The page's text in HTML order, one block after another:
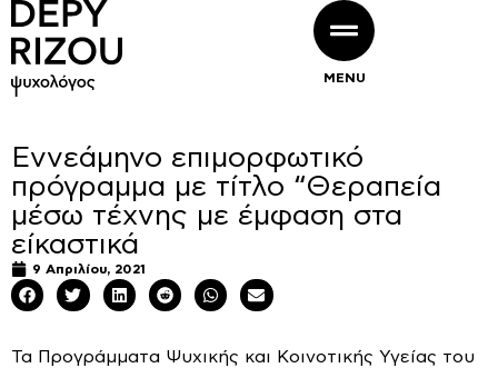
MENU
Eννεάμηνο επιμορφωτικό
πρόγραμμα με τίτλο “Θεραπεία
μέσω τέχνης με έμφαση στα
είκαστικά
9 Απριλίου, 2021
Τα Προγράμματα Ψυχικής και Κοινοτικής Υγείας του